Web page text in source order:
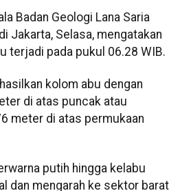
Badan Geologi Lana Saria
Jakarta, Selasa, mengatakan
terjadi pada pukul 06.28 WIB.
kolom abu dengan
di atas puncak atau
meter di atas permukaan
putih hingga kelabu
dan mengarah ke sektor barat